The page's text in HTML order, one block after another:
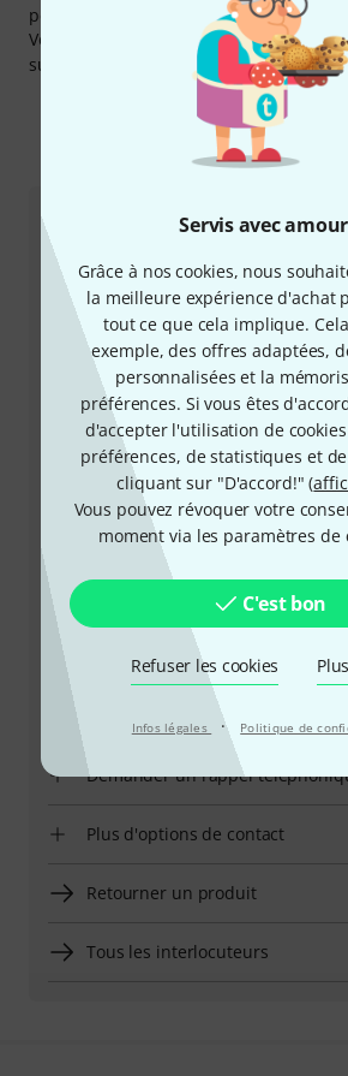
Servis avec
Grâce à nos cookies, nous
la meilleure expérience d'achat
tout ce que cela implique.
exemple, des offres adaptées,
personnalisées et la
préférences. Si vous êtes
d'accepter l'utilisation de
préférences, de statistiques et
cliquant sur "D'accord!" (
Vous pouvez révoquer votre
moment via les paramètres de
C'est bon
Refuser les cookies
Infos légales · Politique de
personnalisés, et autres services sur le
Vous pouvez trouver plus
sur
Comment nous
Service Client France
+33-176548596
Notre service client est à votre
répondre à toutes vos questions et
d'éventuels problèmes après achat.
Préparer le numéro client
Horaires d'ouverture (CEST -
d'été d'Europe centrale)
Demander un rappel
Plus d'options de contact
Retourner un produit
Tous les interlocuteurs